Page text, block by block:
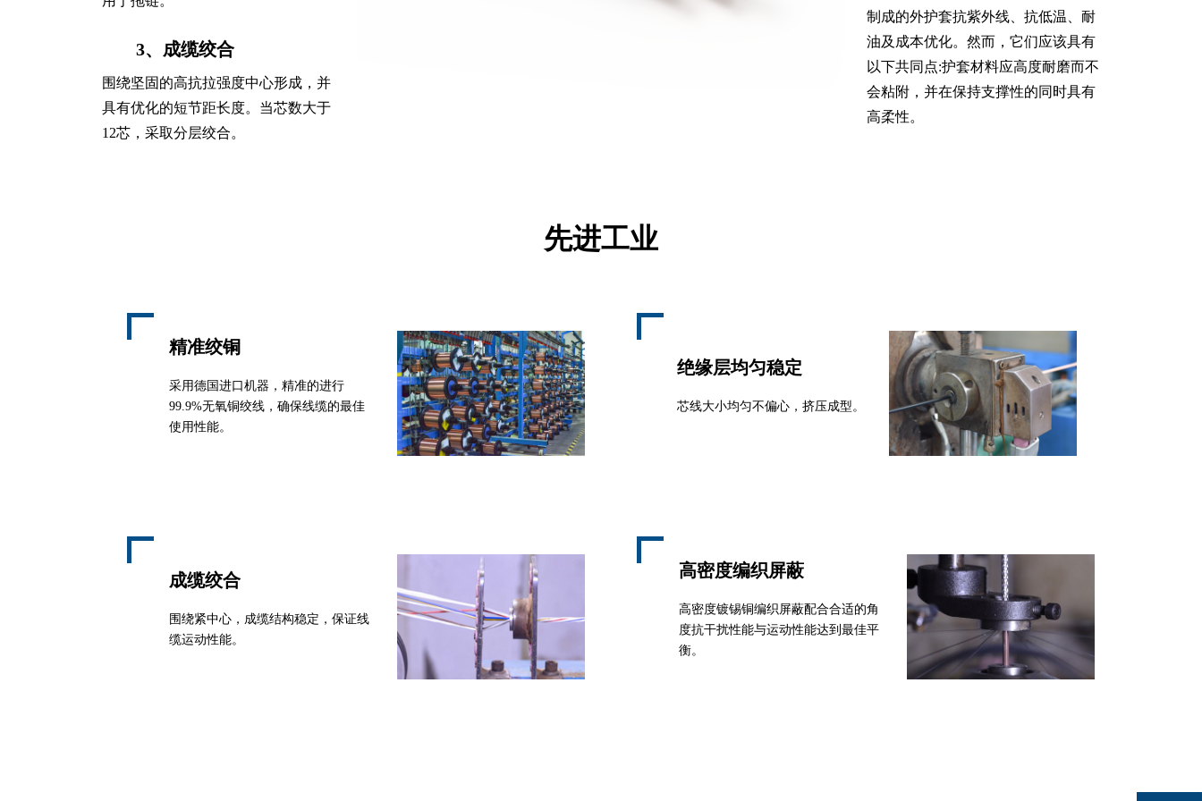
3、成缆绞合
围绕坚固的高抗拉强度中心形成，并
具有优化的短节距长度。当芯数大于
12芯，采取分层绞合。
制成的外护套抗紫外线、抗低温、耐
油及成本优化。然而，它们应该具有
以下共同点:护套材料应高度耐磨而不
会粘附，并在保持支撑性的同时具有
高柔性。
先进工业
精准绞铜
采用德国进口机器，精准的进行
99.9%无氧铜绞线，确保线缆的最佳
使用性能。
绝缘层均匀稳定
芯线大小均匀不偏心，挤压成型。
成缆绞合
围绕紧中心，成缆结构稳定，保证线
缆运动性能。
高密度编织屏蔽
高密度镀锡铜编织屏蔽配合合适的角
度抗干扰性能与运动性能达到最佳平
衡。